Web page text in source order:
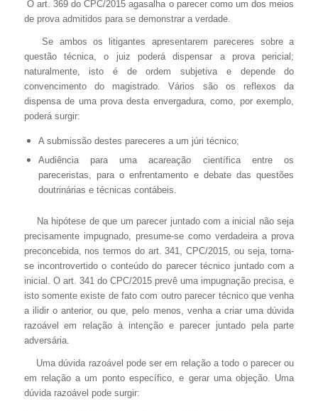
O art. 369 do CPC/2015 agasalha o parecer como um dos meios
de prova admitidos para se demonstrar a verdade.
Se ambos os litigantes apresentarem pareceres sobre a
questão técnica, o juiz poderá dispensar a prova pericial;
naturalmente, isto é de ordem subjetiva e depende do
convencimento do magistrado. Vários são os reflexos da
dispensa de uma prova desta envergadura, como, por exemplo,
poderá surgir:
A submissão destes pareceres a um júri técnico;
Audiência para uma acareação científica entre os
pareceristas, para o enfrentamento e debate das questões
doutrinárias e técnicas contábeis.
Na hipótese de que um parecer juntado com a inicial não seja
precisamente impugnado, presume-se como verdadeira a prova
preconcebida, nos termos do art. 341, CPC/2015, ou seja, torna-
se incontrovertido o conteúdo do parecer técnico juntado com a
inicial. O art. 341 do CPC/2015 prevê uma impugnação precisa, e
isto somente existe de fato com outro parecer técnico que venha
a ilidir o anterior, ou que, pelo menos, venha a criar uma dúvida
razoável em relação à intenção e parecer juntado pela parte
adversária.
Uma dúvida razoável pode ser em relação a todo o parecer ou
em relação a um ponto específico, e gerar uma objeção. Uma
dúvida razoável pode surgir: